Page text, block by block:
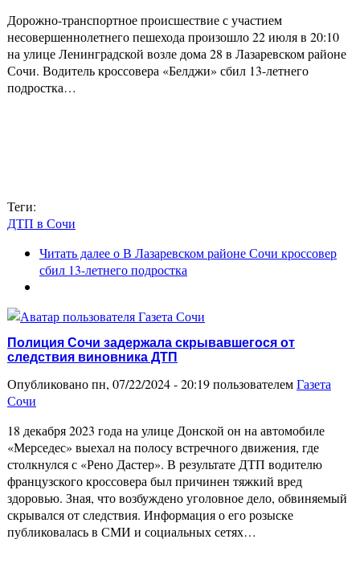
Дорожно-транспортное происшествие с участием
несовершеннолетнего пешехода произошло 22 июля в 20:10
на улице Ленинградской возле дома 28 в Лазаревском районе
Сочи. Водитель кроссовера «Белджи» сбил 13-летнего
подростка…
Теги:
ДТП в Сочи
Читать далеео В Лазаревском районе Сочи кроссовер
сбил 13-летнего подростка
Полиция Сочи задержала скрывавшегося от
следствия виновника ДТП
Опубликовано пн, 07/22/2024 - 20:19 пользователемГазета
Сочи
18 декабря 2023 года на улице Донской он на автомобиле
«Мерседес» выехал на полосу встречного движения, где
столкнулся с «Рено Дастер». В результате ДТП водителю
французского кроссовера был причинен тяжкий вред
здоровью. Зная, что возбуждено уголовное дело, обвиняемый
скрывался от следствия. Информация о его розыске
публиковалась в СМИ и социальных сетях…